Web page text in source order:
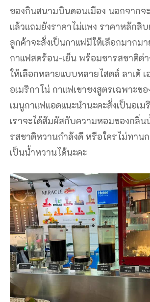
ของกินสนามบินดอนเมือง นอกจากจ
แล้วแถมยังราคาไม่แพง ราคาหลักสิ
ลูกค้าจะสั่งเป็นกาแฟมีให้เลือกมากม
กาแฟสดร้อน-เย็น พร้อมชารสชาติต่
ให้เลือกหลายแบบหลายไสตล์ ลาเต้ เ
อเมริกาโน่ กาแฟเขาชงสูตรเฉพาะข
เมนูกาแฟแอดแนะนำนะคะสั่งเป็นอเม
เราจะได้สัมผัสกับความหอมของกลิ่น
รสชาติหวานกำลังดี หรือใครไม่ทาน
เป็นน้ำหวานได้นะคะ